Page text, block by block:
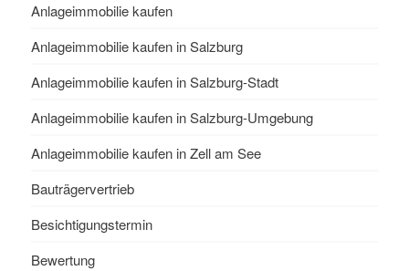
Anlageimmobilie kaufen
Anlageimmobilie kaufen in Salzburg
Anlageimmobilie kaufen in Salzburg-Stadt
Anlageimmobilie kaufen in Salzburg-Umgebung
Anlageimmobilie kaufen in Zell am See
Bauträgervertrieb
Besichtigungstermin
Bewertung